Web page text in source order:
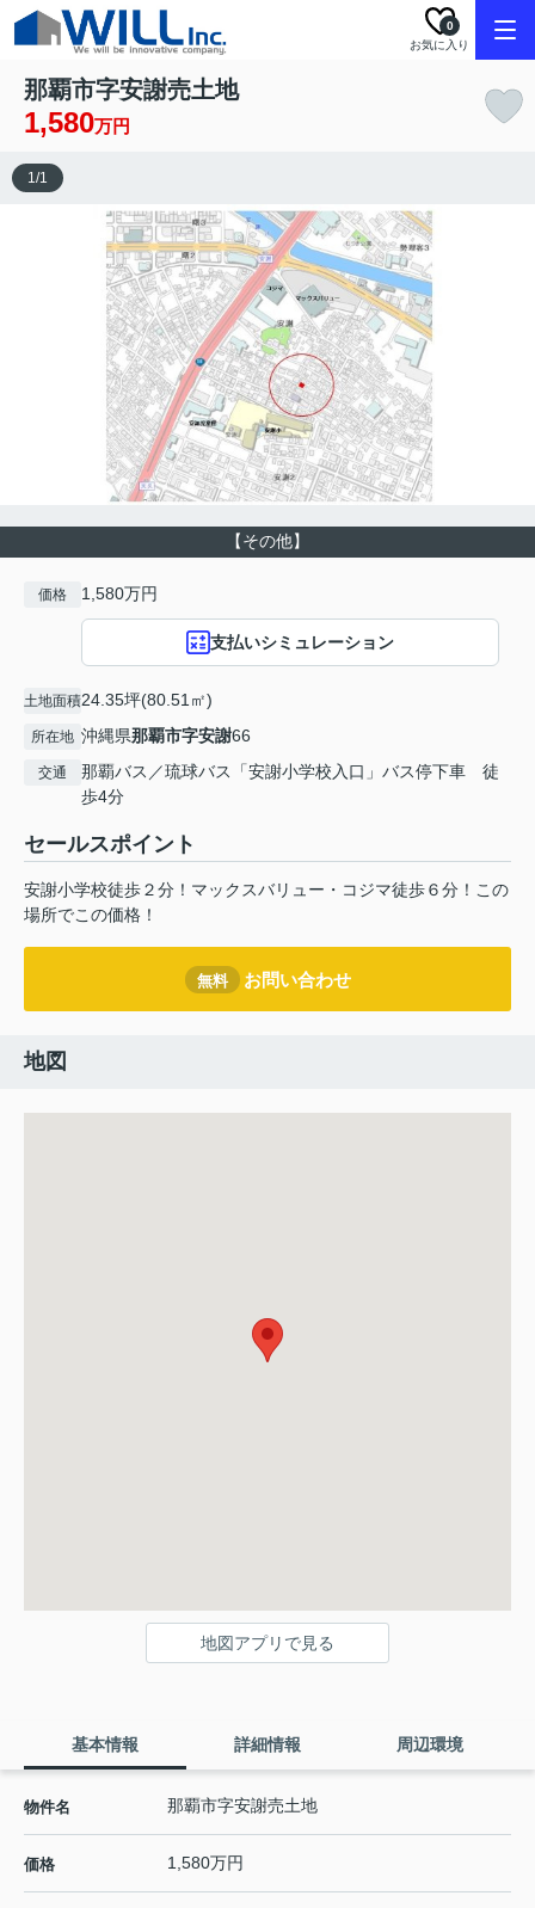
お気に入り
0
那覇市字安謝売土地
1,580万円
【その他】
1/1
価格 1,580万円
支払いシミュレーション
土地面積24.35坪(80.51㎡)
所在地 沖縄県那覇市字安謝66
交通
那覇バス／琉球バス「安謝小学校入口」バス停下車 徒
歩4分
セールスポイント
安謝小学校徒歩２分！マックスバリュー・コジマ徒歩６分！この
場所でこの価格！
無料 お問い合わせ
地図
地図アプリで見る
基本情報 詳細情報 周辺環境
物件名 那覇市字安謝売土地
価格 1,580万円